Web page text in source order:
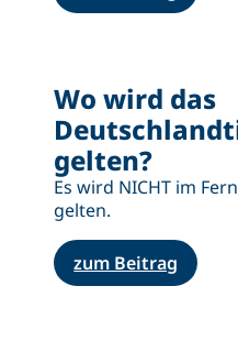
Wo wird das
gelten?
Es wird NICHT im
gelten.
zum Beitrag